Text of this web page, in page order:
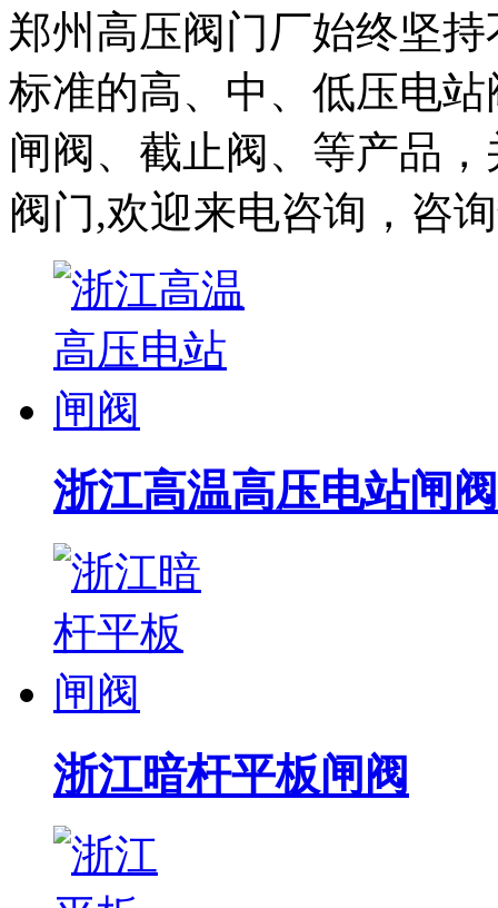
郑州高压阀门厂始终坚
标准的高、中、低压电
闸阀、截止阀、等产品
阀门,欢迎来电咨询，咨
浙江高温高压电站闸阀
浙江暗杆平板闸阀